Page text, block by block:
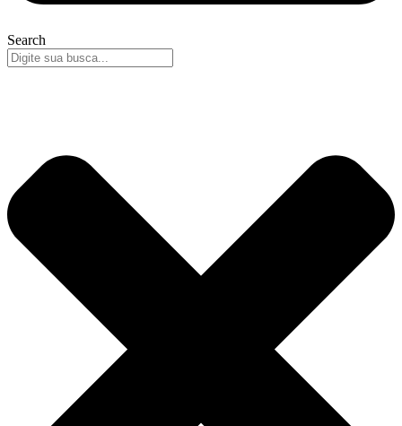
Search